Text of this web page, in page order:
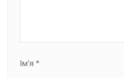
Ім'я *